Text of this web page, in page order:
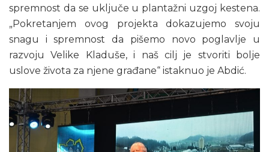
spremnost da se uključe u plantažni uzgoj kestena.
„Pokretanjem ovog projekta dokazujemo svoju
snagu i spremnost da pišemo novo poglavlje u
razvoju Velike Kladuše, i naš cilj je stvoriti bolje
uslove života za njene građane“ istaknuo je Abdić.